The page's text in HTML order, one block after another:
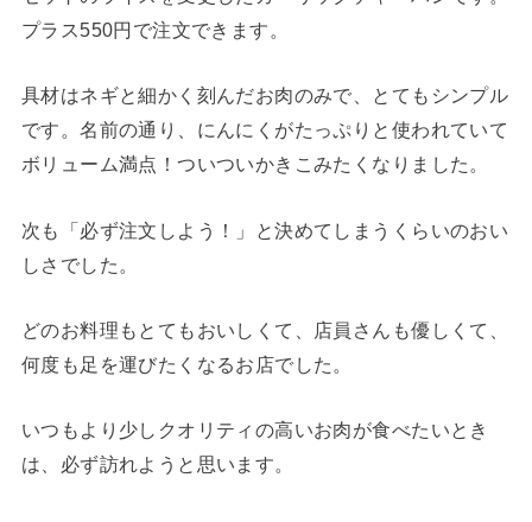
プラス550円で注文できます。
具材はネギと細かく刻んだお肉のみで、とてもシンプル
です。名前の通り、にんにくがたっぷりと使われていて
ボリューム満点！ついついかきこみたくなりました。
次も「必ず注文しよう！」と決めてしまうくらいのおい
しさでした。
どのお料理もとてもおいしくて、店員さんも優しくて、
何度も足を運びたくなるお店でした。
いつもより少しクオリティの高いお肉が食べたいとき
は、必ず訪れようと思います。